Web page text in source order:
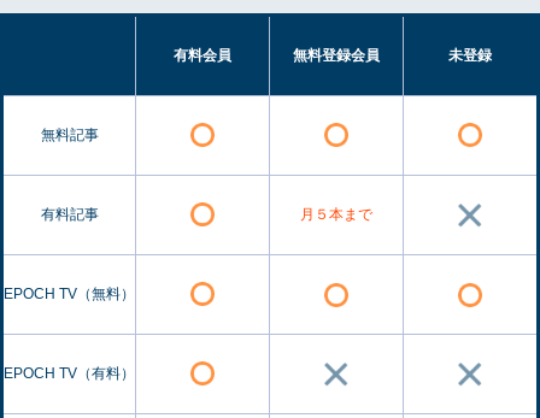
有料会員 無料登録会員 未登録
無料記事
有料記事 月５本まで
EPOCH TV（無料）
EPOCH TV（有料）